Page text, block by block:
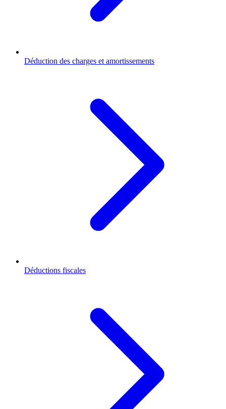
Déduction des charges et amortissements
Déductions fiscales